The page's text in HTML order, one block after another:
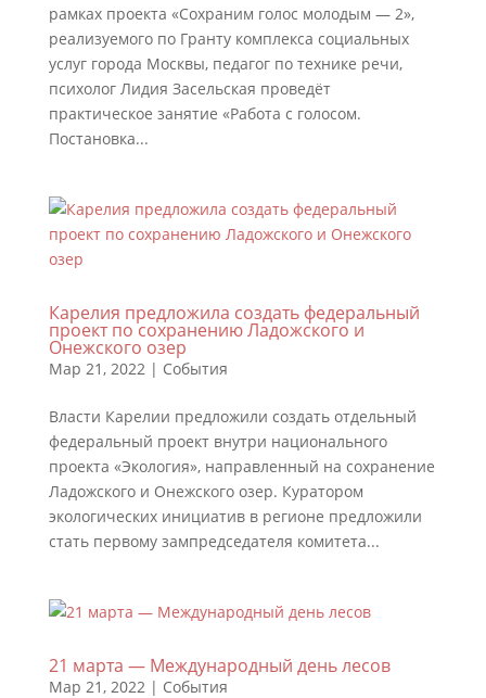
рамках проекта «Сохраним голос молодым — 2»,
реализуемого по Гранту комплекса социальных
услуг города Москвы, педагог по технике речи,
психолог Лидия Засельская проведёт
практическое занятие «Работа с голосом.
Постановка...
Карелия предложила создать федеральный
проект по сохранению Ладожского и
Онежского озер
Мар 21, 2022| События
Власти Карелии предложили создать отдельный
федеральный проект внутри национального
проекта «Экология», направленный на сохранение
Ладожского и Онежского озер. Куратором
экологических инициатив в регионе предложили
стать первому зампредседателя комитета...
21 марта — Международный день лесов
Мар 21, 2022| События